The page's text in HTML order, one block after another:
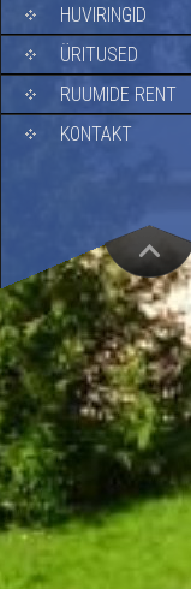
HUVIRINGID
ÜRITUSED
RUUMIDE RENT
KONTAKT